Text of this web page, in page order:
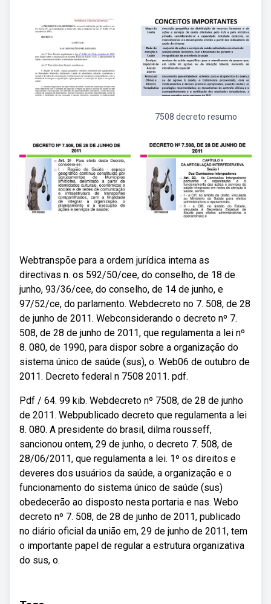
7508 decreto resumo
Webtranspõe para a ordem jurídica interna as
directivas n. os 592/50/cee, do conselho, de 18 de
junho, 93/36/cee, do conselho, de 14 de junho, e
97/52/ce, do parlamento. Webdecreto no 7. 508, de 28
de junho de 2011. Webconsiderando o decreto nº 7.
508, de 28 de junho de 2011, que regulamenta a lei nº
8. 080, de 1990, para dispor sobre a organização do
sistema único de saúde (sus), o. Web06 de outubro de
2011. Decreto federal n 7508 2011. pdf.
Pdf / 64. 99 kib. Webdecreto nº 7508, de 28 de junho
de 2011. Webpublicado decreto que regulamenta a lei
8. 080. A presidente do brasil, dilma rousseff,
sancionou ontem, 29 de junho, o decreto 7. 508, de
28/06/2011, que regulamenta a lei. 1º os direitos e
deveres dos usuários da saúde, a organização e o
funcionamento do sistema único de saúde (sus)
obedecerão ao disposto nesta portaria e nas. Webo
decreto nº 7. 508, de 28 de junho de 2011, publicado
no diário oficial da união em, 29 de junho de 2011, tem
o importante papel de regular a estrutura organizativa
do sus, o.